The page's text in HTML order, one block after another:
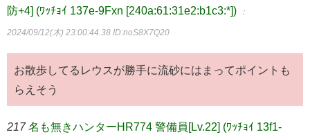
防+4] (ﾜｯﾁｮｲ 137e-9Fxn [240a:61:31e2:b1c3:*]) ：
2024/09/12(木) 23:00:44.38 ID:noS8X7Q20
お散歩してるレウスが勝手に流砂にはまってポイントも
らえそう
217 名も無きハンターHR774 警備員[Lv.22] (ﾜｯﾁｮｲ 13f1-